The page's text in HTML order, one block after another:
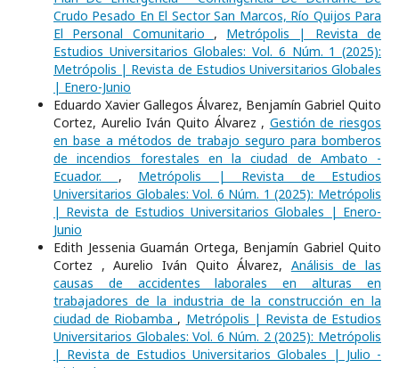
Crudo Pesado En El Sector San Marcos, Río Quijos Para
El Personal Comunitario , Metrópolis | Revista de
Estudios Universitarios Globales: Vol. 6 Núm. 1 (2025):
Metrópolis | Revista de Estudios Universitarios Globales
| Enero-Junio
Eduardo Xavier Gallegos Álvarez, Benjamín Gabriel Quito
Cortez, Aurelio Iván Quito Álvarez , Gestión de riesgos
en base a métodos de trabajo seguro para bomberos
de incendios forestales en la ciudad de Ambato -
Ecuador. , Metrópolis | Revista de Estudios
Universitarios Globales: Vol. 6 Núm. 1 (2025): Metrópolis
| Revista de Estudios Universitarios Globales | Enero-
Junio
Edith Jessenia Guamán Ortega, Benjamín Gabriel Quito
Cortez , Aurelio Iván Quito Álvarez, Análisis de las
causas de accidentes laborales en alturas en
trabajadores de la industria de la construcción en la
ciudad de Riobamba , Metrópolis | Revista de Estudios
Universitarios Globales: Vol. 6 Núm. 2 (2025): Metrópolis
| Revista de Estudios Universitarios Globales | Julio -